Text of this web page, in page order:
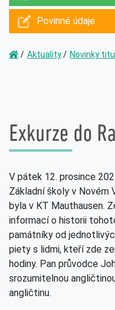
Povinné údaje
Aktuality Novinky
Exkurze do
V pátek 12. prosince
Základní školy v Novém
byla v KT Mauthausen.
informací o historii
památníky od
piety s lidmi, kteří zde
hodiny. Pan průvodce
srozumitelnou
angličtinu.